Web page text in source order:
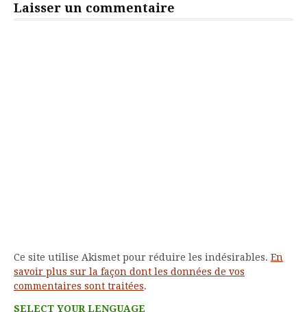
Laisser un commentaire
Ce site utilise Akismet pour réduire les indésirables. En
savoir plus sur la façon dont les données de vos
commentaires sont traitées.
SELECT YOUR LENGUAGE